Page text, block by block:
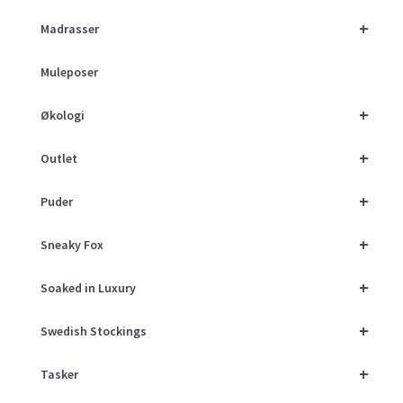
+
Madrasser
Muleposer
+
Økologi
+
Outlet
+
Puder
+
Sneaky Fox
+
Soaked in Luxury
+
Swedish Stockings
+
Tasker